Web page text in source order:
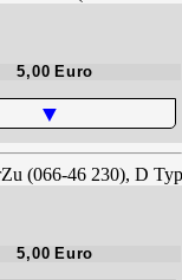
5,00 Euro
▼
5,00 Euro